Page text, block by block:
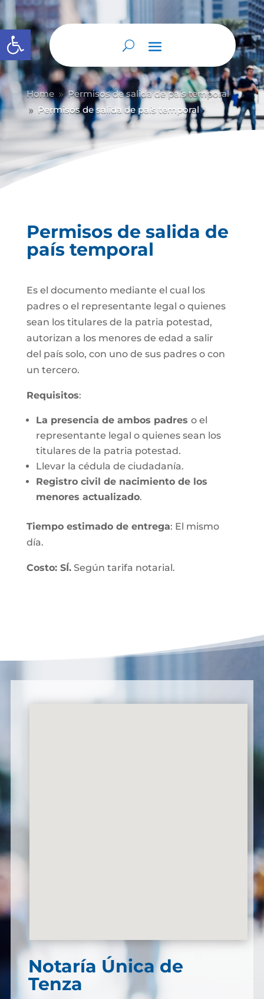
Abrir barra de herramientas
Home 9 Permisos de salida de país temporal
9 Permisos de salida de país temporal
Permisos de salida de
país temporal
Es el documento mediante el cual los
padres o el representante legal o quienes
sean los titulares de la patria potestad,
autorizan a los menores de edad a salir
del país solo, con uno de sus padres o con
un tercero.
Requisitos:
La presencia de ambos padres o el
representante legal o quienes sean los
titulares de la patria potestad.
Llevar la cédula de ciudadanía.
Registro civil de nacimiento de los
menores actualizado.
Tiempo estimado de entrega: El mismo
día.
Costo: SÍ.Según tarifa notarial.
Notaría Única de
Tenza